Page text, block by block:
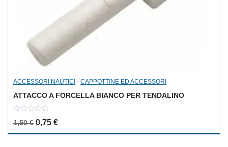
ACCESSORI NAUTICI - CAPPOTTINE ED ACCESSORI
ATTACCO A FORCELLA BIANCO PER TENDALINO
out
1,50€ Il prezzo originale era: 1,50 €.
0,75 €Il prezzo attuale è: 0,75 €.